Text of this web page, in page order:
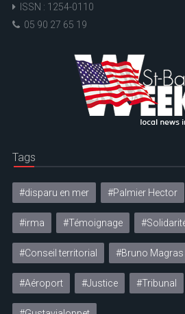
ISSN : 1254-0110
05 90 27 65 19
Tags
#disparu en mer #Palmier Hector
#irma #Témoignage
#Conseil territorial #Bruno Magras
#Aéroport #Justice #Tribunal